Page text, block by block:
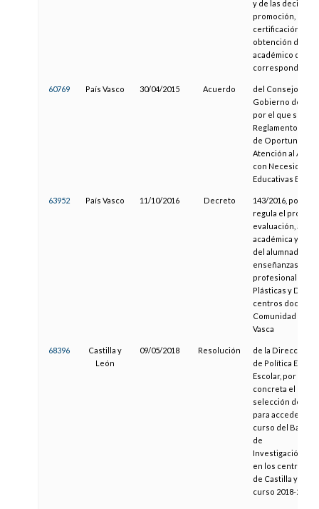
y de las
promoción, de
certificación o de
obtención del
académico que
corresponda
60769 País Vasco 30/04/2015 Acuerdo
del Consejo de
Gobierno de la
por el que se
Reglamento de
de
Atención al
con Necesidades
Educativas
63952 País Vasco 11/10/2016 Decreto
143/2016, por el
regula el
evaluación,
académica y
del alumnado
enseñanzas
profesionales de
Plásticas y
centros
Comunidad
Vasca
68396
Castilla y
León
09/05/2018 Resolución
de la Dirección
de Política
Escolar, por la
concreta el
selección del
para acceder al
curso del
de
Investigación/
en los centros
de Castilla y
curso 2018-2019